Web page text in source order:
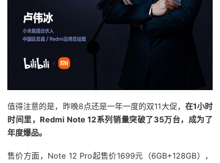
值得注意的是，昨晚8点还是一年一度的双11大促， 在1小时
时间里，Redmi Note 12系列销量突破了35万台，成为了
年度爆品。
售价方面，Note 12 Pro起售价1699元（6GB+128GB），